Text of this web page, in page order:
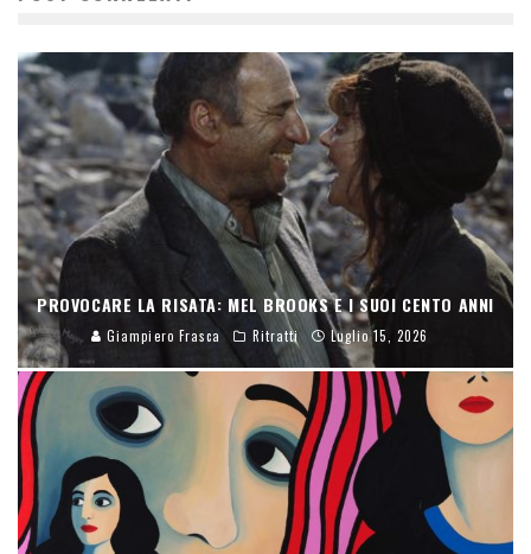
PROVOCARE LA RISATA: MEL BROOKS E I SUOI CENTO ANNI
Giampiero Frasca Ritratti Luglio 15, 2026